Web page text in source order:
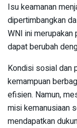
Isu keamanan
dipertimbangkan
WNI ini
dapat berubah
Kondisi sosial dan
kemampuan
efisien. Namun,
misi kemanusiaan
mendapatkan